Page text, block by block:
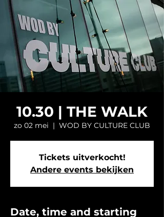
10.30 | THE WALK
zo 02 mei
  |
WOD BY CULTURE CLUB
Tickets uitverkocht!
Andere events bekijken
Date, time and starting